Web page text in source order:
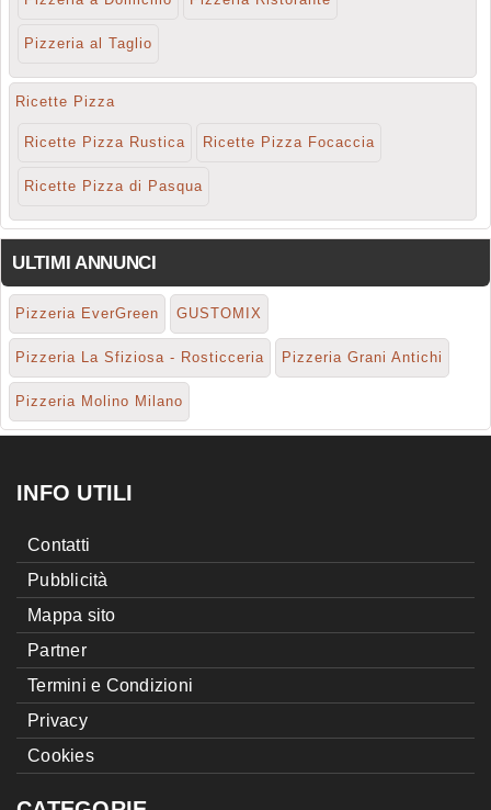
Pizzeria al Taglio
Ricette Pizza
Ricette Pizza Rustica Ricette Pizza Focaccia
Ricette Pizza di Pasqua
ULTIMI ANNUNCI
Pizzeria EverGreen GUSTOMIX
Pizzeria La Sfiziosa - Rosticceria Pizzeria Grani Antichi
Pizzeria Molino Milano
INFO UTILI
Contatti
Pubblicità
Mappa sito
Partner
Termini e Condizioni
Privacy
Cookies